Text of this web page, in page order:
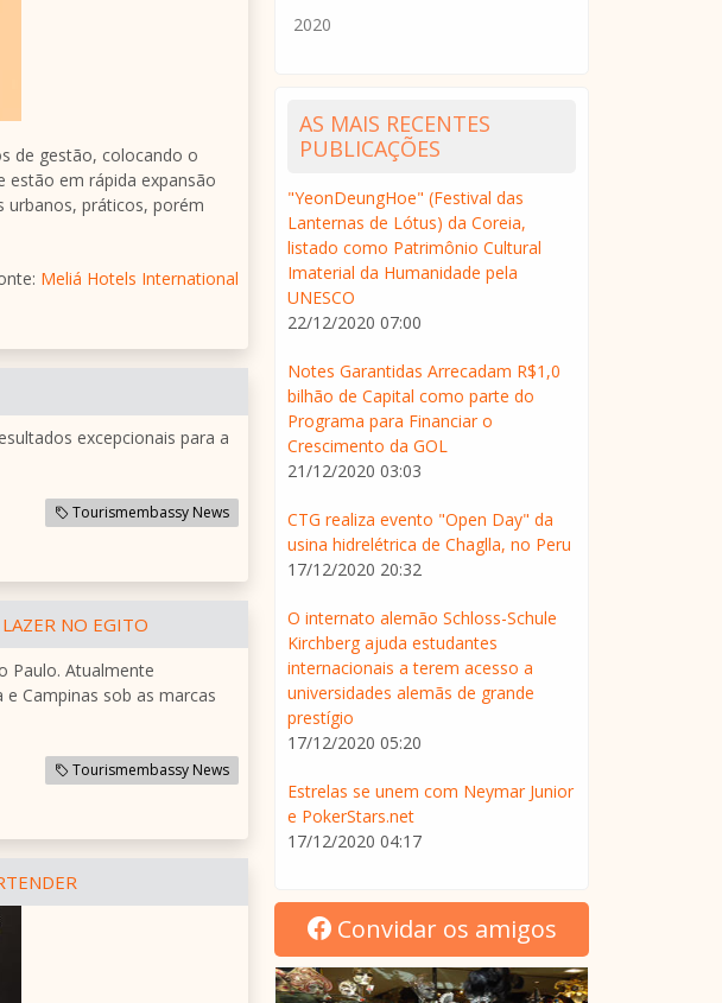
de gestão, colocando o
estão em rápida expansão
urbanos, práticos, porém
Meliá Hotels International
excepcionais para a
Tourismembassy News
NO EGITO
Paulo. Atualmente
Campinas sob as marcas
Tourismembassy News
2020
AS MAIS RECENTES
PUBLICAÇÕES
"YeonDeungHoe" (Festival das
Lanternas de Lótus) da Coreia,
listado como Patrimônio Cultural
Imaterial da Humanidade pela
UNESCO
22/12/2020 07:00
Notes Garantidas Arrecadam R$1,0
bilhão de Capital como parte do
Programa para Financiar o
Crescimento da GOL
21/12/2020 03:03
CTG realiza evento "Open Day" da
usina hidrelétrica de Chaglla, no Peru
17/12/2020 20:32
O internato alemão Schloss-Schule
Kirchberg ajuda estudantes
internacionais a terem acesso a
universidades alemãs de grande
prestígio
17/12/2020 05:20
Estrelas se unem com Neymar Junior
e PokerStars.net
17/12/2020 04:17
Convidar os amigos